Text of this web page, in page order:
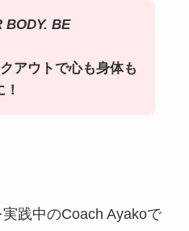
BODY. BE
アウトで心も身体も
践中のCoach Ayakoで